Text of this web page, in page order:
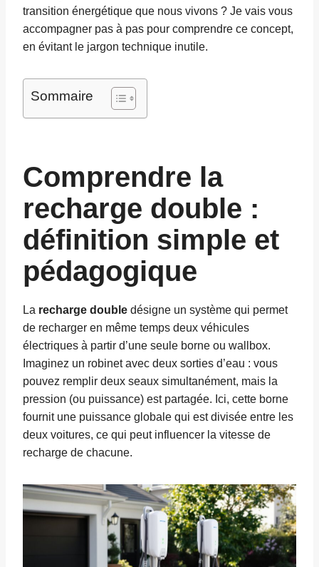
transition énergétique que nous vivons ? Je vais vous
accompagner pas à pas pour comprendre ce concept,
en évitant le jargon technique inutile.
Sommaire
Comprendre la
recharge double :
définition simple et
pédagogique
La recharge double désigne un système qui permet
de recharger en même temps deux véhicules
électriques à partir d’une seule borne ou wallbox.
Imaginez un robinet avec deux sorties d’eau : vous
pouvez remplir deux seaux simultanément, mais la
pression (ou puissance) est partagée. Ici, cette borne
fournit une puissance globale qui est divisée entre les
deux voitures, ce qui peut influencer la vitesse de
recharge de chacune.